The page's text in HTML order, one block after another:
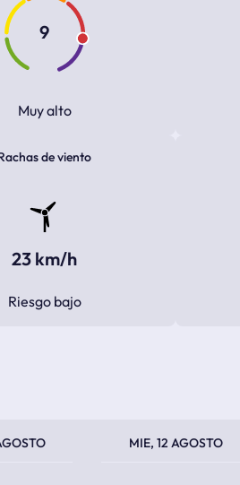
9
Muy alto
de viento
23 km/h
Riesgo bajo
MIE, 12 AGOSTO